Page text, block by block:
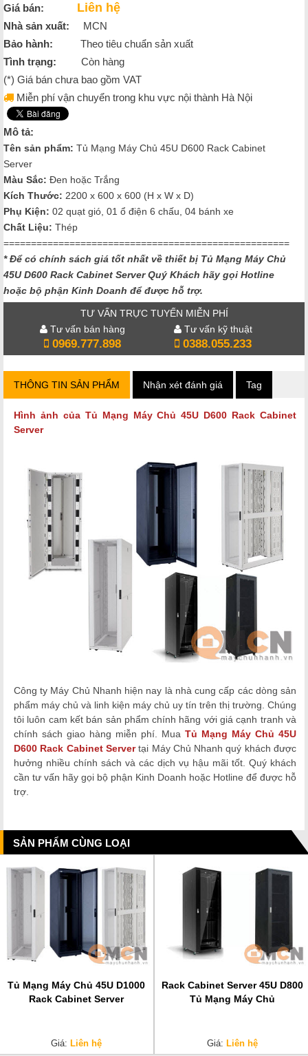
Giá bán: Liên hệ
Nhà sản xuất: MCN
Bảo hành: Theo tiêu chuẩn sản xuất
Tình trạng: Còn hàng
(*) Giá bán chưa bao gồm VAT
Miễn phí vận chuyển trong khu vực nội thành Hà Nội
Mô tả:
Tên sản phẩm: Tủ Mạng Máy Chủ 45U D600 Rack Cabinet
Server
Màu Sắc: Đen hoặc Trắng
Kích Thước: 2200 x 600 x 600 (H x W x D)
Phụ Kiện: 02 quạt gió, 01 ổ điện 6 chấu, 04 bánh xe
Chất Liệu: Thép
====================================================
* Để có chính sách giá tốt nhất về thiết bị Tủ Mạng Máy Chủ
45U D600 Rack Cabinet ServerQuý Khách hãy gọi Hotline
hoặc bộ phận Kinh Doanh để được hỗ trợ.
TƯ VẤN TRỰC TUYẾN MIỄN PHÍ
Tư vấn bán hàng
0969.777.898
Tư vấn kỹ thuật
0388.055.233
THÔNG TIN SẢN PHẨM Nhận xét đánh giá Tag
Hình ảnh của Tủ Mạng Máy Chủ 45U D600 Rack Cabinet
Server
Công ty Máy Chủ Nhanh hiện nay là nhà cung cấp các dòng sản
phẩm máy chủ và linh kiện máy chủ uy tín trên thị trường. Chúng
tôi luôn cam kết bán sản phẩm chính hãng với giá cạnh tranh và
chính sách giao hàng miễn phí. Mua Tủ Mạng Máy Chủ 45U
D600 Rack Cabinet Server tại Máy Chủ Nhanh quý khách được
hưởng nhiều chính sách và các dịch vụ hậu mãi tốt. Quý khách
cần tư vấn hãy gọi bộ phận Kinh Doanh hoặc Hotline để được hỗ
trợ.
SẢN PHẨM CÙNG LOẠI
Tủ Mạng Máy Chủ 45U D1000
Rack Cabinet Server
Giá: Liên hệ
Rack Cabinet Server 45U D800
Tủ Mạng Máy Chủ
Giá: Liên hệ